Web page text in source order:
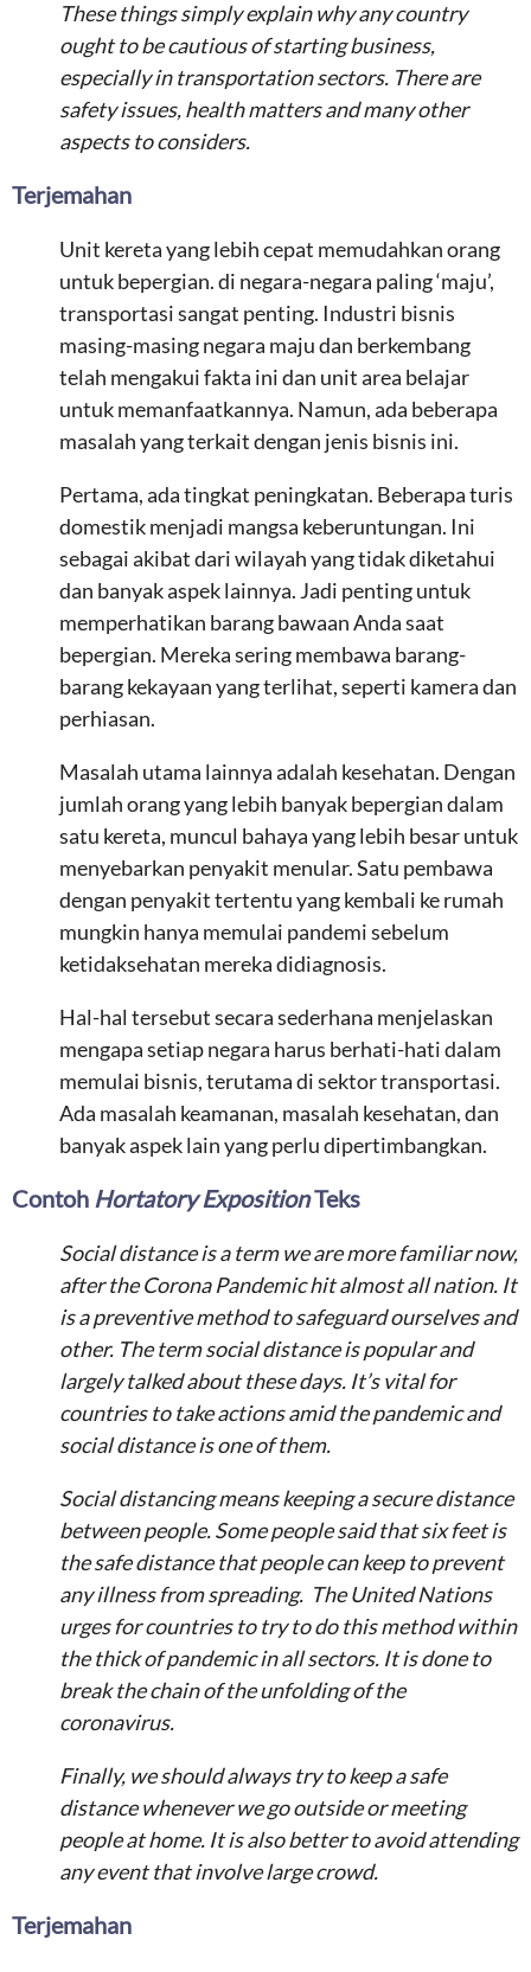
These things simply explain why any country
ought to be cautious of starting business,
especially in transportation sectors. There are
safety issues, health matters and many other
aspects to considers.
Terjemahan
Unit kereta yang lebih cepat memudahkan orang
untuk bepergian. di negara-negara paling ‘maju’,
transportasi sangat penting. Industri bisnis
masing-masing negara maju dan berkembang
telah mengakui fakta ini dan unit area belajar
untuk memanfaatkannya. Namun, ada beberapa
masalah yang terkait dengan jenis bisnis ini.
Pertama, ada tingkat peningkatan. Beberapa turis
domestik menjadi mangsa keberuntungan. Ini
sebagai akibat dari wilayah yang tidak diketahui
dan banyak aspek lainnya. Jadi penting untuk
memperhatikan barang bawaan Anda saat
bepergian. Mereka sering membawa barang-
barang kekayaan yang terlihat, seperti kamera dan
perhiasan.
Masalah utama lainnya adalah kesehatan. Dengan
jumlah orang yang lebih banyak bepergian dalam
satu kereta, muncul bahaya yang lebih besar untuk
menyebarkan penyakit menular. Satu pembawa
dengan penyakit tertentu yang kembali ke rumah
mungkin hanya memulai pandemi sebelum
ketidaksehatan mereka didiagnosis.
Hal-hal tersebut secara sederhana menjelaskan
mengapa setiap negara harus berhati-hati dalam
memulai bisnis, terutama di sektor transportasi.
Ada masalah keamanan, masalah kesehatan, dan
banyak aspek lain yang perlu dipertimbangkan.
Contoh Hortatory ExpositionTeks
Social distance is a term we are more familiar now,
after the Corona Pandemic hit almost all nation. It
is a preventive method to safeguard ourselves and
other. The term social distance is popular and
largely talked about these days. It’s vital for
countries to take actions amid the pandemic and
social distance is one of them.
Social distancing means keeping a secure distance
between people. Some people said that six feet is
the safe distance that people can keep to prevent
any illness from spreading. The United Nations
urges for countries to try to do this method within
the thick of pandemic in all sectors. It is done to
break the chain of the unfolding of the
coronavirus.
Finally, we should alwaystry tokeep asafe
distance whenever wego outsideor meeting
people at home. It is also better toavoid attending
any event that involvelarge crowd.
Terjemahan